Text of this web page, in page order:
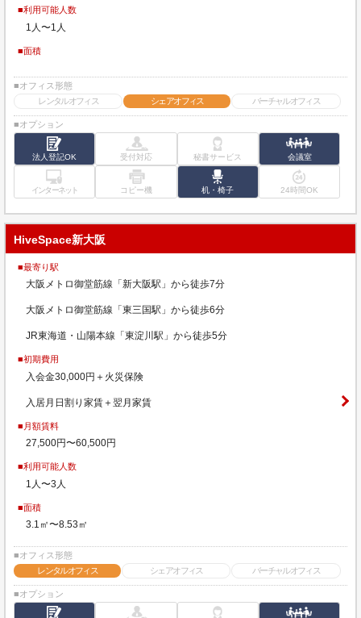
■利用可能人数
1人〜1人
■面積
■オフィス形態
レンタルオフィス
シェアオフィス バーチャルオフィス
■オプション
法人登記OK 受付対応 秘書サービス 会議室
インターネット コピー機 机・椅子 24時間OK
HiveSpace新大阪
■最寄り駅
大阪メトロ御堂筋線「新大阪駅」から徒歩7分
大阪メトロ御堂筋線「東三国駅」から徒歩6分
JR東海道・山陽本線「東淀川駅」から徒歩5分
■初期費用
入会金30,000円＋火災保険
入居月日割り家賃＋翌月家賃
■月額賃料
27,500円〜60,500円
■利用可能人数
1人〜3人
■面積
3.1㎡〜8.53㎡
■オフィス形態
レンタルオフィス
シェアオフィス バーチャルオフィス
■オプション